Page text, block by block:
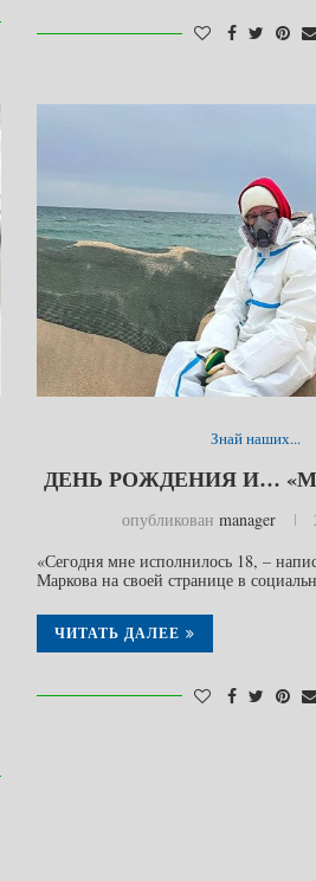
Знай наших...
ДЕНЬ РОЖДЕНИЯ И…
опубликован manager
«Сегодня мне исполнилось 18, –
Маркова на своей странице в
ЧИТАТЬ ДАЛЕЕ